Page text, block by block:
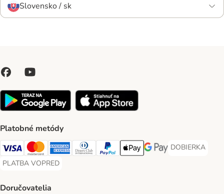
Slovensko / sk
Platobné metódy
Visa Payment Method
Mastercard Payment Method
American Express Payment Method
Diners Club Payment Method
PayPal Payment Method
Apple Pay Payment Method
Google Pay Payment
DOBIERKA
DOBIERKA
PLATBA VOPRED
PLATBA VOPRED Payment Method
Doručovatelia